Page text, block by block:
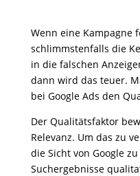
Wenn eine Kampagne
schlimmstenfalls die
in die falschen
dann wird das teuer.
bei Google Ads den
Der Qualitätsfaktor
Relevanz. Um das zu
die Sicht von Google
Suchergebnisse